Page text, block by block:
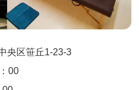
央区笹丘1-23-3
00